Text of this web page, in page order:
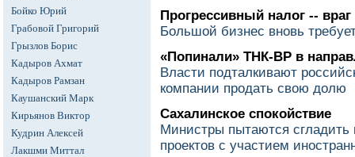
Бойко Юрий
Грабовой Григорий
Грызлов Борис
Кадыров Ахмат
Кадыров Рамзан
Каушанский Марк
Кирьянов Виктор
Кудрин Алексей
Лакшми Миттал
Прогрессивный налог -- враг
Большой бизнес вновь
«Попинали» ТНК-ВР в
Власти подталкивают
компании продать свою долю
Сахалинское спокойствие
Министры пытаются сгладить
проектов с участием